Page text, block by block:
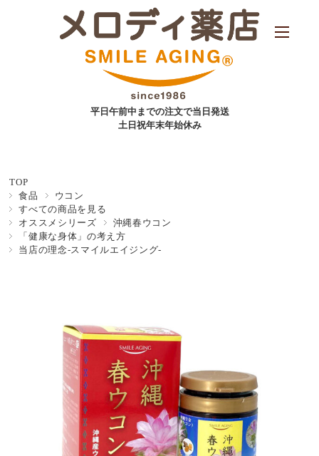
平日午前中までの注文で当日発送
土日祝年末年始休み
TOP
食品
ウコン
すべての商品を見る
オススメシリーズ
沖縄春ウコン
「健康な身体」の考え方
当店の理念-スマイルエイジング-